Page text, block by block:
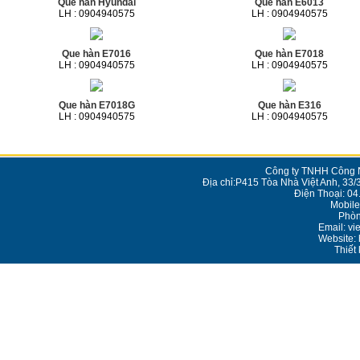
Que hàn Hyundai
LH : 0904940575
Que hàn E6013
LH : 0904940575
Que hàn E7016
LH : 0904940575
Que hàn E7018
LH : 0904940575
Que hàn E7018G
LH : 0904940575
Que hàn E316
LH : 0904940575
Công ty TNHH Công
Địa chỉ:P415 Tòa Nhà Việt Anh,
Điện Thoại:
Email:
Website:
Thiết